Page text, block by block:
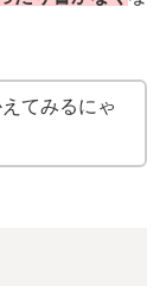
てみるにゃ